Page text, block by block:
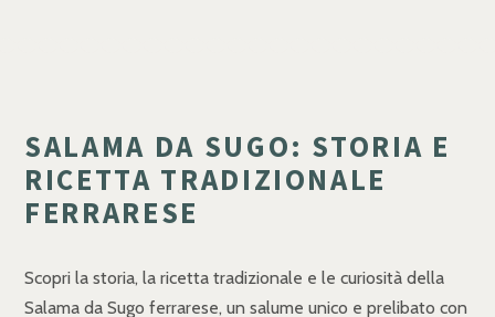
SALAMA DA SUGO: STORIA E
RICETTA TRADIZIONALE
FERRARESE
Scopri la storia, la ricetta tradizionale e le curiosità della
Salama da Sugo ferrarese, un salume unico e prelibato con